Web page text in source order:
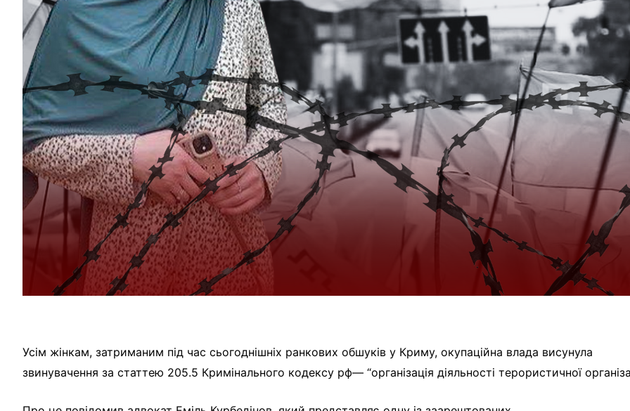
Усім жінкам, затриманим під час сьогоднішніх ранкових обшуків у Криму, окупаційна влада висунула
звинувачення за статтею 205.5 Кримінального кодексу рф— “організація діяльності терористичної